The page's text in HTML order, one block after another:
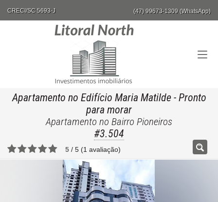
CRECI/SC 5693-J (47) 99673-1309 (WhatsApp)
Apartamento no Edifício Maria Matilde- Pronto
para morar
Apartamento no Bairro Pioneiros
#3.504
5 / 5 (1 avaliação)